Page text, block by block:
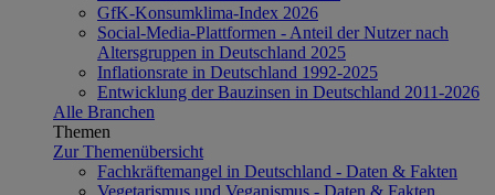
GfK-Konsumklima-Index 2026
Social-Media-Plattformen - Anteil der Nutzer nach
Altersgruppen in Deutschland 2025
Inflationsrate in Deutschland 1992-2025
Entwicklung der Bauzinsen in Deutschland 2011-2026
Alle Branchen
Themen
Zur Themenübersicht
Fachkräftemangel in Deutschland - Daten & Fakten
Vegetarismus und Veganismus - Daten & Fakten